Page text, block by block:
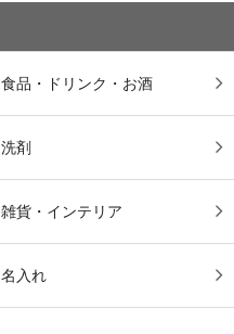
食品・ドリンク・お酒
洗剤
雑貨・インテリア
名入れ